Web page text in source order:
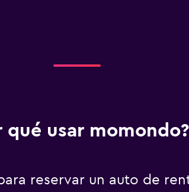
qué usar momondo?
reservar un auto de